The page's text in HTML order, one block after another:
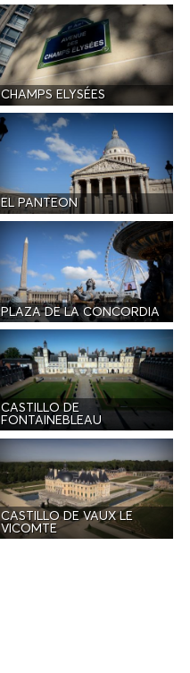
CHAMPS ELYSÉES
EL PANTEON
PLAZA DE LA CONCORDIA
CASTILLO DE
FONTAINEBLEAU
CASTILLO DE VAUX LE
VICOMTE